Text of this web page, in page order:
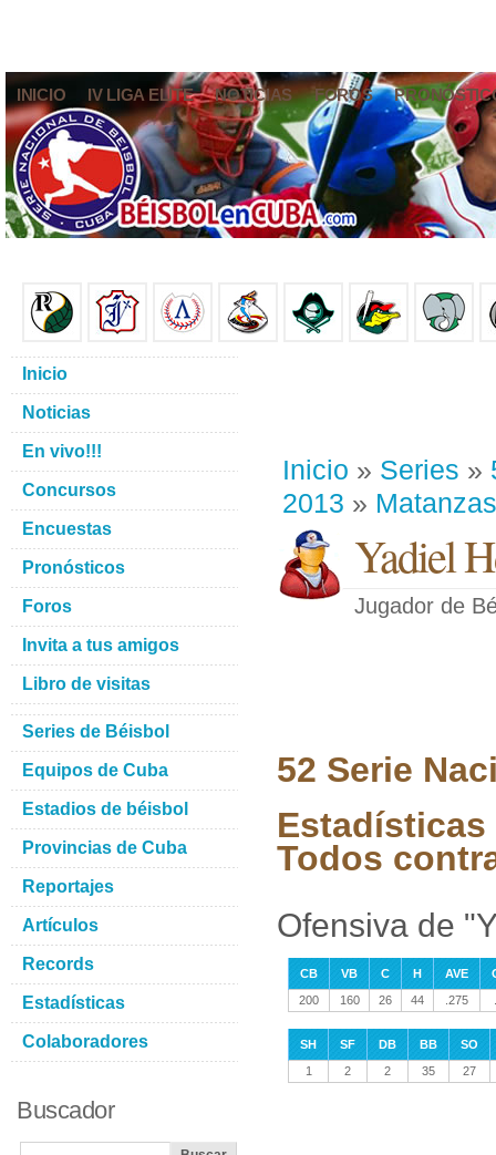
INICIO IV LIGA ELITE NOTICIAS FOROS
Inicio » Series »
2013 » Matanzas
Yadiel
Jugador de
52 Serie
Estadísticas
Todos
Ofensiva de
CB VB C H AVE
200
160 26 44 .275
SH SF DB BB
SO
1
2 2 35 27
Inicio
Noticias
En vivo!!!
Concursos
Encuestas
Pronósticos
Foros
Invita a tus amigos
Libro de visitas
Series de Béisbol
Equipos de Cuba
Estadios de béisbol
Provincias de Cuba
Reportajes
Artículos
Records
Estadísticas
Colaboradores
Buscador